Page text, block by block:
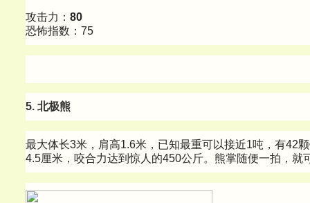
攻击力： 80
恐怖指数：75
5. 北极熊
最大体长3米，肩高1.6米，已知最重可以接近1吨，有42
4.5厘米，咬合力达到惊人的450公斤。熊掌随便一拍，就